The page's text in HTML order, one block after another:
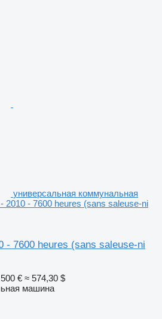
универсальная коммунальная
2010 - 7600 heures (sans saleuse-ni
- 7600 heures (sans saleuse-ni
500 € ≈ 574,30 $
машина